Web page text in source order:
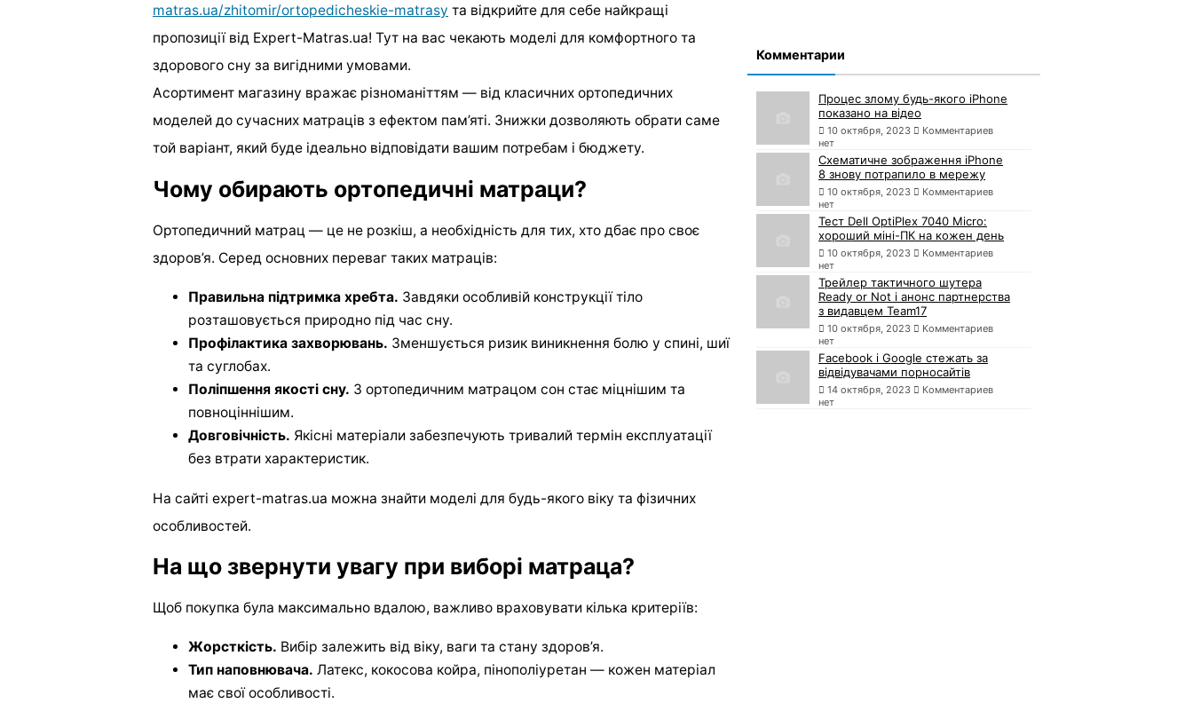
matras.ua/zhitomir/ortopedicheskie-matrasy та відкрийте для себе найкращі
пропозиції від Expert-Matras.ua! Тут на вас чекають моделі для комфортного та
здорового сну за вигідними умовами.
Асортимент магазину вражає різноманіттям — від класичних ортопедичних
моделей до сучасних матраців з ефектом пам’яті. Знижки дозволяють обрати саме
той варіант, який буде ідеально відповідати вашим потребам і бюджету.
Чому обирають ортопедичні матраци?
Ортопедичний матрац — це не розкіш, а необхідність для тих, хто дбає про своє
здоров’я. Серед основних переваг таких матраців:
Правильна підтримка хребта. Завдяки особливій конструкції тіло
розташовується природно під час сну.
Профілактика захворювань. Зменшується ризик виникнення болю у спині, шиї
та суглобах.
Поліпшення якості сну. З ортопедичним матрацом сон стає міцнішим та
повноціннішим.
Довговічність. Якісні матеріали забезпечують тривалий термін експлуатації
без втрати характеристик.
На сайті expert-matras.ua можна знайти моделі для будь-якого віку та фізичних
особливостей.
На що звернути увагу при виборі матраца?
Щоб покупка була максимально вдалою, важливо враховувати кілька критеріїв:
Жорсткість. Вибір залежить від віку, ваги та стану здоров’я.
Тип наповнювача. Латекс, кокосова койра, пінополіуретан — кожен матеріал
має свої особливості.
Комментарии
Процес злому будь-якого iPhone
показано на відео
10 октября, 2023
Комментариев
нет
Схематичне зображення iPhone
8 знову потрапило в мережу
10 октября, 2023
Комментариев
нет
Тест Dell OptiPlex 7040 Micro:
хороший міні-ПК на кожен день
10 октября, 2023
Комментариев
нет
Трейлер тактичного шутера
Ready or Not і анонс партнерства
з видавцем Team17
10 октября, 2023
Комментариев
нет
Facebook і Google стежать за
відвідувачами порносайтів
14 октября, 2023
Комментариев
нет